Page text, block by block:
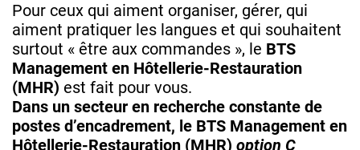
Pour ceux qui aiment organiser, gérer, qui
aiment pratiquer les langues et qui souhaitent
surtout « être aux commandes », le BTS
Management en Hôtellerie-Restauration
(MHR) est fait pour vous.
Dans un secteur en recherche constante de
postes d’encadrement, le BTS Management en
Hôtellerie-Restauration (MHR) option C